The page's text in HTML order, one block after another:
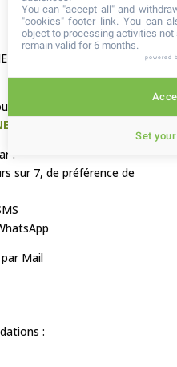
votre
Téléphonique :
:
sur 7, de préférence de
Mail
:
You can "accept all" and
"cookies" footer link. You can
object to processing activities
remain valid for 6 months.
powered
Set